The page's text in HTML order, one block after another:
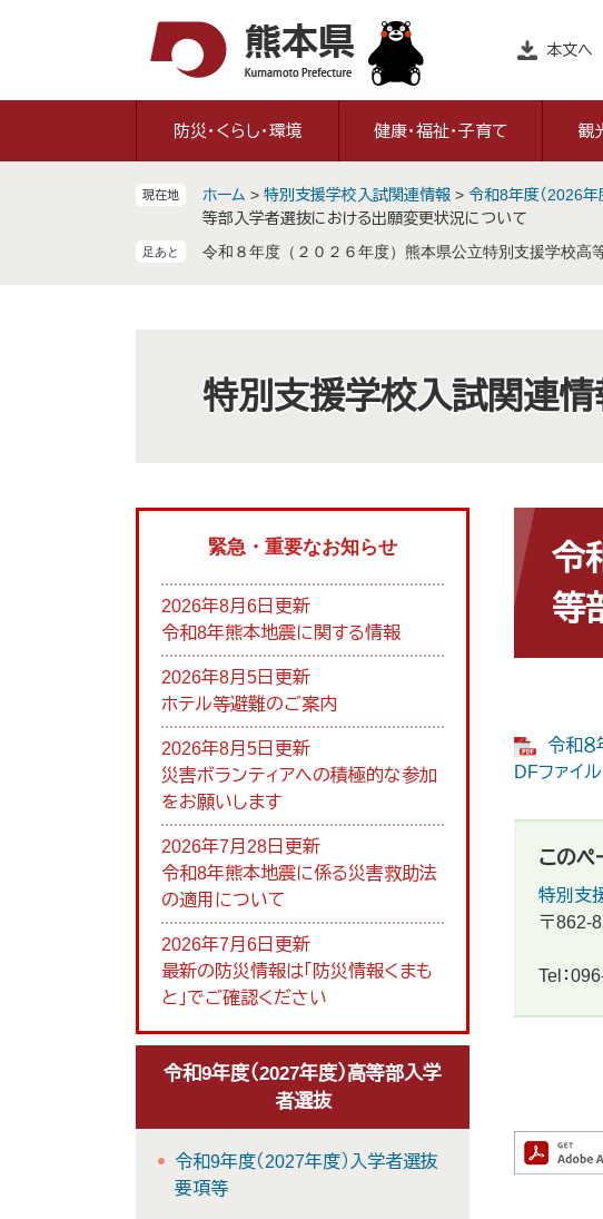
本文へ
防災・くらし・環境 健康・福祉・子育て 観
現在地 ホーム > 特別支援学校入試関連情報 > 令和8年度（2026
等部入学者選抜における出願変更状況について
令和８年度（２０２６年度）熊本県公立特別支援学校高
特別支援学校入試関連情
文
令
等
令和８
DFファイル
このペ
特別支
〒862-
Tel：
緊急・重要なお知らせ
2026年8月6日更新
令和8年熊本地震に関する情報
2026年8月5日更新
ホテル等避難のご案内
2026年8月5日更新
災害ボランティアへの積極的な参加
をお願いします
2026年7月28日更新
令和8年熊本地震に係る災害救助法
の適用について
2026年7月6日更新
最新の防災情報は「防災情報くまも
と」でご確認ください
令和9年度（2027年度）高等部入学
者選抜
令和9年度（2027年度）入学者選抜
要項等